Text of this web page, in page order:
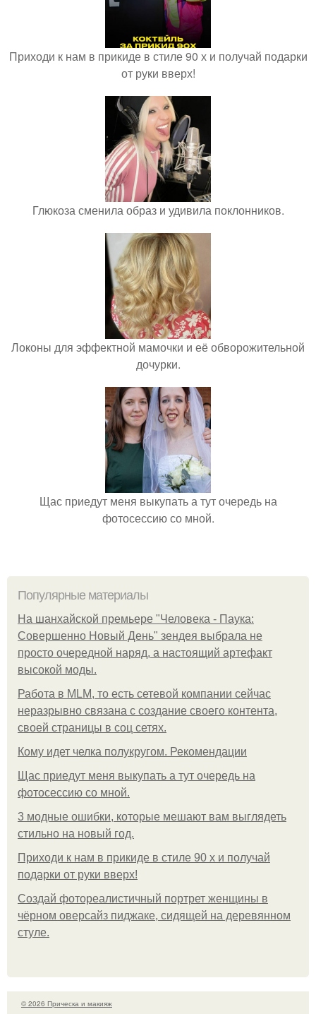
Приходи к нам в прикиде в стиле 90 х и получай подарки
от руки вверх!
Глюкоза сменила образ и удивила поклонников.
Локоны для эффектной мамочки и её обворожительной
дочурки.
Щас приедут меня выкупать а тут очередь на
фотосессию со мной.
Популярные материалы
На шанхайской премьере "Человека - Паука:
Совершенно Новый День" зендея выбрала не
просто очередной наряд, а настоящий артефакт
высокой моды.
Работа в MLM, то есть сетевой компании сейчас
неразрывно связана с создание своего контента,
своей страницы в соц сетях.
Кому идет челка полукругом. Рекомендации
Щас приедут меня выкупать а тут очередь на
фотосессию со мной.
3 модные ошибки, которые мешают вам выглядеть
стильно на новый год.
Приходи к нам в прикиде в стиле 90 х и получай
подарки от руки вверх!
Создай фотореалистичный портрет женщины в
чёрном оверсайз пиджаке, сидящей на деревянном
стуле.
© 2026 Прическа и макияж